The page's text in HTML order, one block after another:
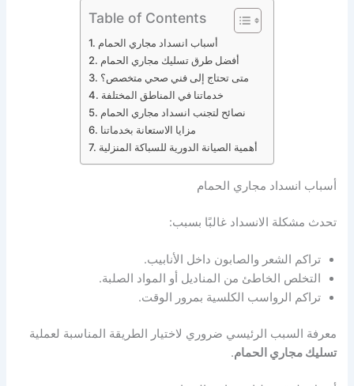
Table of Contents
أسباب انسداد مجاري الحمام
أفضل طرق تسليك مجاري الحمام
متى تحتاج إلى فني صحي متخصص؟
خدماتنا في المناطق المختلفة
نصائح لتجنب انسداد مجاري الحمام
مزايا الاستعانة بخدماتنا
أهمية الصيانة الدورية للسباكة المنزلية
أسباب انسداد مجاري الحمام
تحدث مشكلة الانسداد غالبًا بسبب:
تراكم الشعر والصابون داخل الأنابيب.
التخلص الخاطئ من المناديل أو المواد الصلبة.
تراكم الرواسب الكلسية بمرور الوقت.
معرفة السبب الرئيسي ضروري لاختيار الطريقة المناسبة لعملية
تسليك مجاري الحمام.